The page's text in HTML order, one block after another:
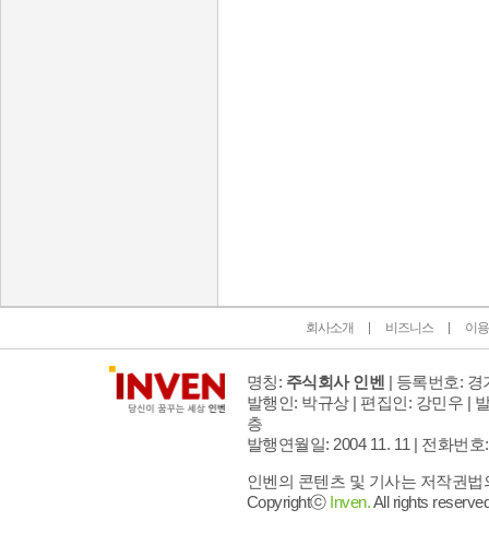
회사소개 비즈니스 이
명칭: 주식회사 인벤 | 등록번호: 경
발행인: 박규상 | 편집인: 강민우 |
층
발행연월일: 2004 11. 11 | 전화번호
인벤의 콘텐츠 및 기사는 저작권
Copyrightⓒ Inven.All rights